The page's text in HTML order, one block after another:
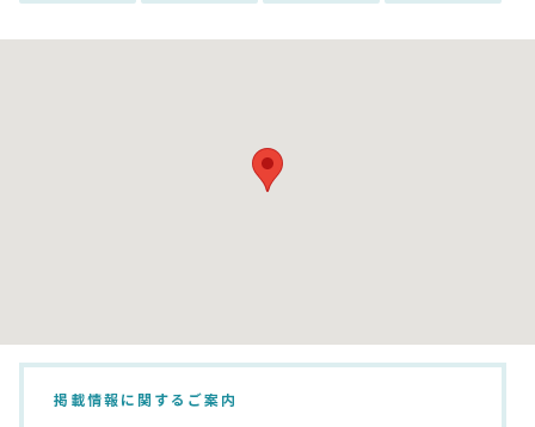
掲載情報に関するご案内